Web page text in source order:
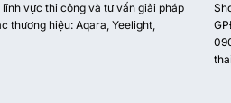
vực thi công và tư vấn giải pháp
thương hiệu: Aqara, Yeelight,